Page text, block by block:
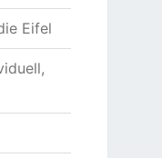
Eifel